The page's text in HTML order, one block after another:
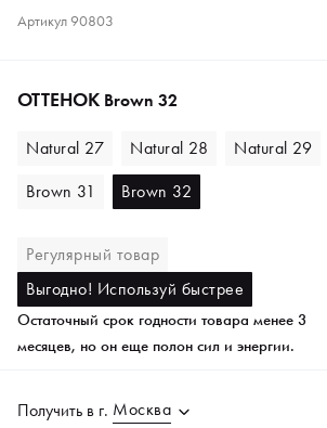
Артикул 90803
ОТТЕНОК Brown 32
Natural 27 Natural 28 Natural 29
Brown 31
Brown 32
Регулярный товар
Выгодно! Используй быстрее
Остаточный срок годности товара менее 3
месяцев, но он еще полон сил и энергии.
Получить в г. Москва